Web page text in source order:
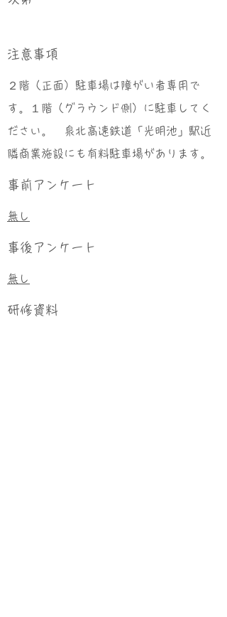
​注意事項
２階（正面）駐車場は障がい者専用で
す。１階（グラウンド側）に駐車してく
ださい。 泉北高速鉄道「光明池」駅近
隣商業施設にも有料駐車場があります。
事前アンケート
無し
事後アンケート
無し
研修資料